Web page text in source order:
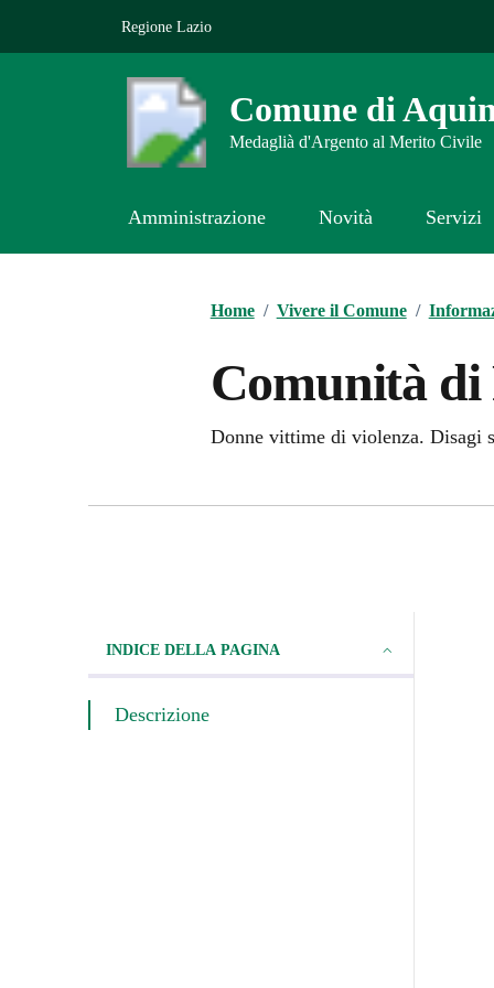
Regione Lazio
Comune di
Medaglià d'Argento al Merito Civile
Amministrazione Novità Servizi
Home / Vivere il Comune /
Comunità di
Donne vittime di violenza. Disagi
INDICE DELLA PAGINA
Descrizione